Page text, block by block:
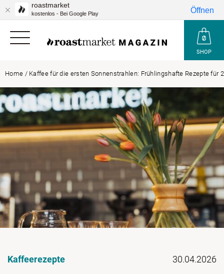
SHOP
Home / Kaffee für die ersten Sonnenstrahlen: Frühlingshafte Rezepte für
Kaffeerezepte 30.04.2026
roastmarket
kostenlos - Bei Google Play Öffnen